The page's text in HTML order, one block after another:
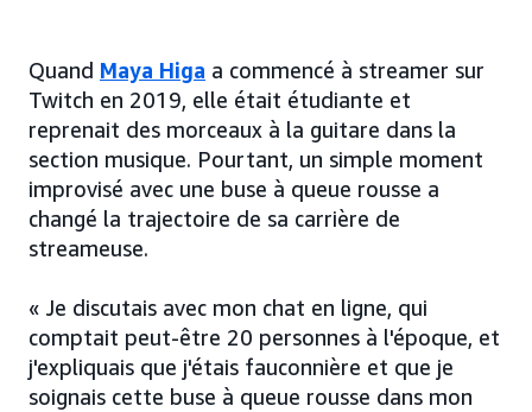
Quand Maya Higa a commencé à streamer sur
Twitch en 2019, elle était étudiante et
reprenait des morceaux à la guitare dans la
section musique. Pourtant, un simple moment
improvisé avec une buse à queue rousse a
changé la trajectoire de sa carrière de
streameuse.
« Je discutais avec mon chat en ligne, qui
comptait peut-être 20 personnes à l'époque, et
j'expliquais que j'étais fauconnière et que je
soignais cette buse à queue rousse dans mon